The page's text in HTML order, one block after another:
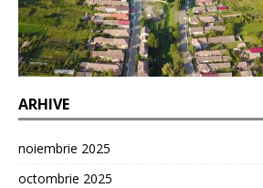
ARHIVE
noiembrie 2025
octombrie 2025